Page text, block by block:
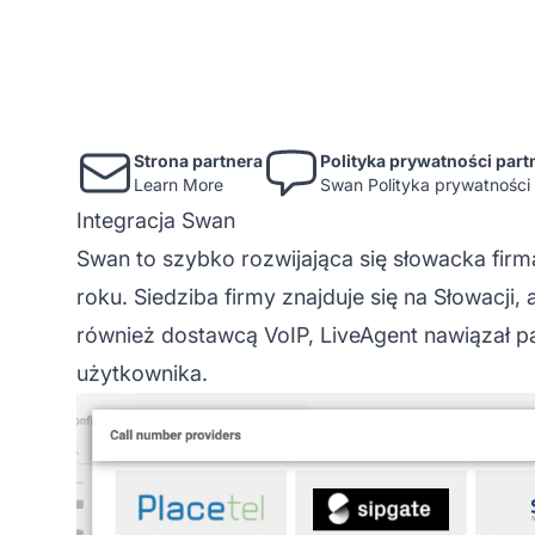
Strona partnera
Learn More
Polityka prywatności
Swan Polityka prywatności
Integracja Swan
Swan to szybko rozwijająca się słowacka
roku. Siedziba firmy znajduje się na Słowacji,
również dostawcą VoIP, LiveAgent nawiązał
użytkownika.